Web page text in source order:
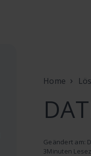
Home
Geändert am:
3Minuten